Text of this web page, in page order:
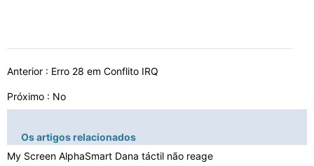
Anterior : Erro 28 em Conflito IRQ
Próximo : No
Os artigos relacionados
My Screen AlphaSmart Dana táctil não reage